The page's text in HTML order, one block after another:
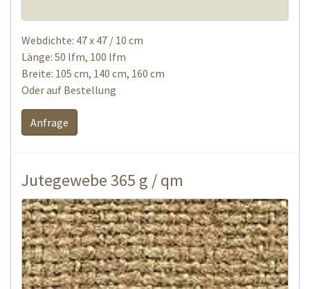
Webdichte: 47 x 47 / 10 cm
Länge: 50 lfm, 100 lfm
Breite: 105 cm, 140 cm, 160 cm
Oder auf Bestellung
Anfrage
Jutegewebe 365 g / qm